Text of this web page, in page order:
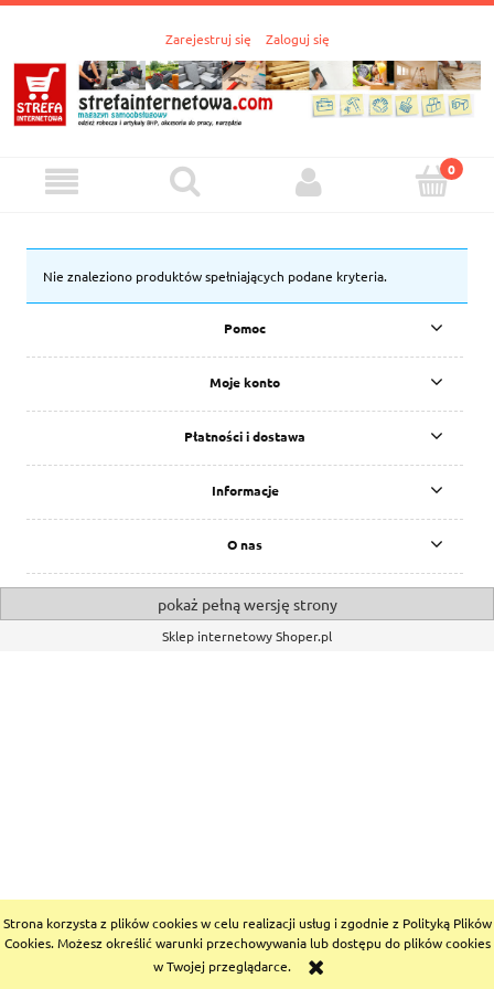
Strona korzysta z plików cookies w celu realizacji usług i zgodnie z Polityką Plików
Cookies. Możesz określić warunki przechowywania lub dostępu do plików cookies
w Twojej przeglądarce.
Zarejestruj się Zaloguj się
Nie znaleziono produktów spełniających podane kryteria.
Pomoc
Moje konto
Płatności i dostawa
Informacje
O nas
pokaż pełną wersję strony
Sklep internetowy Shoper.pl